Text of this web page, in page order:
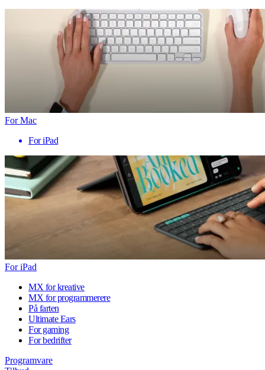
For Mac
For iPad
For iPad
MX for kreative
MX for programmerere
På farten
Ultimate Ears
For gaming
For bedrifter
Programvare